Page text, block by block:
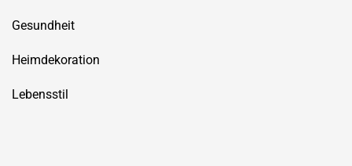
Gesundheit
Heimdekoration
Lebensstil